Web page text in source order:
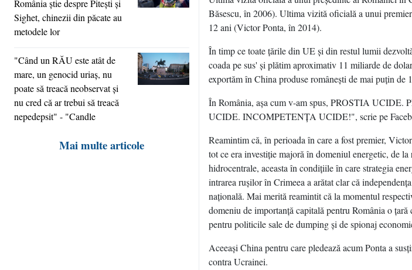
România ştie despre Piteşti şi
Sighet, chinezii din păcate au
metodele lor
"Când un RĂU este atât de
mare, un genocid uriaş, nu
poate să treacă neobservat şi
nu cred că ar trebui să treacă
nepedepsit" - "Candle
Mai multe articole
Băsescu, în 2006). Ultima vizită oficială a unui
12 ani (Victor Ponta, în 2014).
În timp ce toate ţările din UE şi din restul lumii
coada pe sus' şi plătim aproximativ 11 miliarde de
exportăm în China produse româneşti de mai puţin de
În România, aşa cum v-am spus, PROSTIA
UCIDE. INCOMPETENŢA UCIDE!", scrie pe
Reamintim că, în perioada în care a fost premier,
tot ce era investiţie majoră în domeniul energetic, de
hidrocentrale, aceasta în condiţiile în care strategia
intrarea ruşilor în Crimeea a arătat clar că
naţională. Mai merită reamintit că la momentul
domeniu de importanţă capitală pentru România o
pentru politicile sale de dumping şi de spionaj
Aceeaşi China pentru care pledează acum Ponta a
contra Ucrainei.